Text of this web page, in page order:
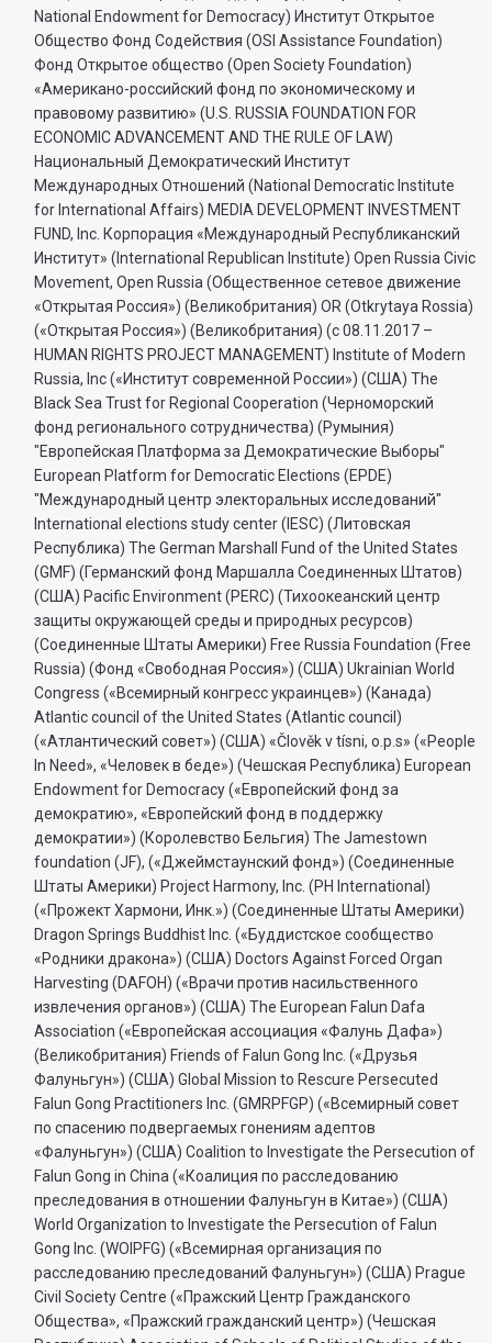
National Endowment for Democracy) Институт Открытое
Общество Фонд Содействия (OSI Assistance Foundation)
Фонд Открытое общество (Open Society Foundation)
«Американо-российский фонд по экономическому и
правовому развитию» (U.S. RUSSIA FOUNDATION FOR
ECONOMIC ADVANCEMENT AND THE RULE OF LAW)
Национальный Демократический Институт
Международных Отношений (National Democratic Institute
for International Affairs) MEDIA DEVELOPMENT INVESTMENT
FUND, Inc. Корпорация «Международный Республиканский
Институт» (International Republican Institute) Open Russia Civic
Movement, Open Russia (Общественное сетевое движение
«Открытая Россия») (Великобритания) OR (Otkrytaya Rossia)
(«Открытая Россия») (Великобритания) (с 08.11.2017 –
HUMAN RIGHTS PROJECT MANAGEMENT) Institute of Modern
Russia, Inc («Институт современной России») (США) The
Black Sea Trust for Regional Cooperation (Черноморский
фонд регионального сотрудничества) (Румыния)
"Европейская Платформа за Демократические Выборы"
European Platform for Democratic Elections (EPDE)
"Международный центр электоральных исследований"
International elections study center (IESC) (Литовская
Республика) The German Marshall Fund of the United States
(GMF) (Германский фонд Маршалла Соединенных Штатов)
(США) Pacific Environment (PERC) (Тихоокеанский центр
защиты окружающей среды и природных ресурсов)
(Соединенные Штаты Америки) Free Russia Foundation (Free
Russia) (Фонд «Свободная Россия») (США) Ukrainian World
Congress («Всемирный конгресс украинцев») (Канада)
Atlantic council of the United States (Atlantic council)
(«Атлантический совет») (США) «Člověk v tísni, o.p.s» («People
In Need», «Человек в беде») (Чешская Республика) European
Endowment for Democracy («Европейский фонд за
демократию», «Европейский фонд в поддержку
демократии») (Королевство Бельгия) The Jamestown
foundation (JF), («Джеймстаунский фонд») (Соединенные
Штаты Америки) Project Harmony, Inc. (PH International)
(«Прожект Хармони, Инк.») (Соединенные Штаты Америки)
Dragon Springs Buddhist Inc. («Буддистское сообщество
«Родники дракона») (США) Doctors Against Forced Organ
Harvesting (DAFOH) («Врачи против насильственного
извлечения органов») (США) The European Falun Dafa
Association («Европейская ассоциация «Фалунь Дафа»)
(Великобритания) Friends of Falun Gong Inc. («Друзья
Фалуньгун») (США) Global Mission to Rescure Persecuted
Falun Gong Practitioners Inc. (GMRPFGP) («Всемирный совет
по спасению подвергаемых гонениям адептов
«Фалуньгун») (США) Coalition to Investigate the Persecution of
Falun Gong in China («Коалиция по расследованию
преследования в отношении Фалуньгун в Китае») (США)
World Organization to Investigate the Persecution of Falun
Gong Inc. (WOIPFG) («Всемирная организация по
расследованию преследований Фалуньгун») (США) Prague
Civil Society Centre («Пражский Центр Гражданского
Общества», «Пражский гражданский центр») (Чешская